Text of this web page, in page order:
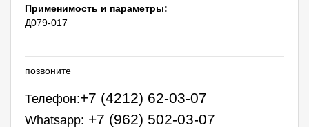
Применимость и параметры:
Д079-017
позвоните
Телефон:+7 (4212) 62-03-07
Whatsapp: +7 (962) 502-03-07